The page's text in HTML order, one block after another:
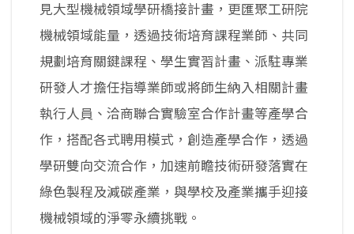
見大型機械領域學研橋接計畫，更匯聚工研院
機械領域能量，透過技術培育課程業師、共同
規劃培育關鍵課程、學生實習計畫、派駐專業
研發人才擔任指導業師或將師生納入相關計畫
執行人員、洽商聯合實驗室合作計畫等產學合
作，搭配各式聘用模式，創造產學合作，透過
學研雙向交流合作，加速前瞻技術研發落實在
綠色製程及減碳產業，與學校及產業攜手迎接
機械領域的淨零永續挑戰。